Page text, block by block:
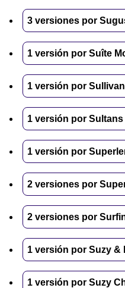
3 versiones por
1 versión por Suîte
1 versión por
1 versión por Sultans
1 versión por
2 versiones por
2 versiones por
1 versión por Suzy &
1 versión por Suzy